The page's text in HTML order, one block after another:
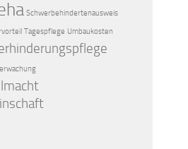
Schwerbehindertenausweis
Tagespflege Umbaukosten